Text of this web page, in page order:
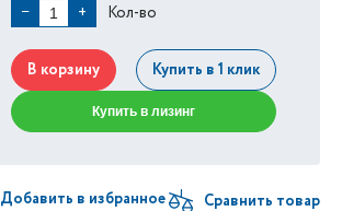
− + Кол-во
В корзину Купить в 1 клик
Купить в лизинг
Добавить в избранное